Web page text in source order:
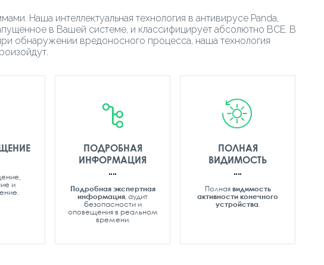
Наша интеллектуальная технология в антивирусе Panda,
в Вашей системе, и классифицирует абсолютно ВСЕ. В
обнаружении вредоносного процесса, наша технология
и
ПОДРОБНАЯ
ИНФОРМАЦИЯ
Подробная экспертная
информация , аудит
безопасности и
оповещения в реальном
времени.
ПОЛНАЯ
ВИДИМОСТЬ
Полная видимость
активности конечного
устройства